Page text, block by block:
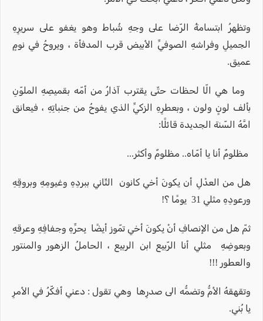
وتظهرُ ابتسامةُ الرّضا على وجهِ شُباط وهو يغفو على سريرِهِ
الجميلِ وفراشهِ الصوفيِّ الأبيض قرب المدفأة ، ويروحُ في نومٍ
عميق.
وما هي الّا لحظات حتّى يقترب آذارُ من أمّه بقميصِهِ الملوّنِ
بألف لونٍ ولون ، وبعطرِهِ الزكيِّ الذي يفوحُ من جنباتِهِ ، فيعانق
امَّهُ السّنة الجديدة قائلًا:
مظلومٌ أنا يا أمّاه.. مظلومٌ وأكثر...
هل من العدْلِ أن يكونَ أخي كانون الثّاني ببردِهِ وغيومِهِ وبروقِهِ
ورعودِهِ مثلي 31 يومًا ؟!
ثمّ هل من الإنصافِ أنْ يكونَ أخي تمّوز أيضًا بِحرِّهِ وجفافِهِ وعرقهِ
وبعوضِهِ مثلي أنا الرّبيع ابن الربيع ، الحاملُ الزهور والمنتور
والعطور !!!
وتقهقهُ الأمُّ وتضمُّه الى صدرِها وهي تقول : دعني أفكّرُ في الأمرِ
يا بُني.